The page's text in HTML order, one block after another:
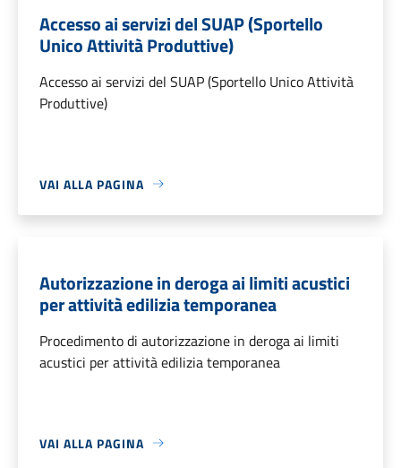
Accesso ai servizi del SUAP (Sportello
Unico Attività Produttive)
Accesso ai servizi del SUAP (Sportello Unico Attività
Produttive)
VAI ALLA PAGINA
Autorizzazione in deroga ai limiti acustici
per attività edilizia temporanea
Procedimento di autorizzazione in deroga ai limiti
acustici per attività edilizia temporanea
VAI ALLA PAGINA